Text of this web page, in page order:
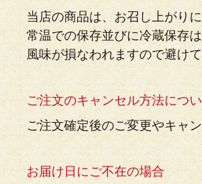
当店の商品は、お召し上がり
常温での保存並びに冷蔵保存
風味が損なわれますので避け
ご注文のキャンセル方法につ
ご注文確定後のご変更やキャ
お届け日にご不在の場合